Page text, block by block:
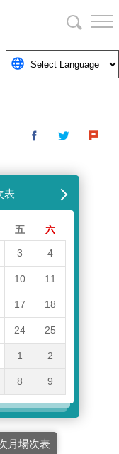
表下個月
五 六
3 4
10 11
17 18
24 25
1 2
8 9
月場次表